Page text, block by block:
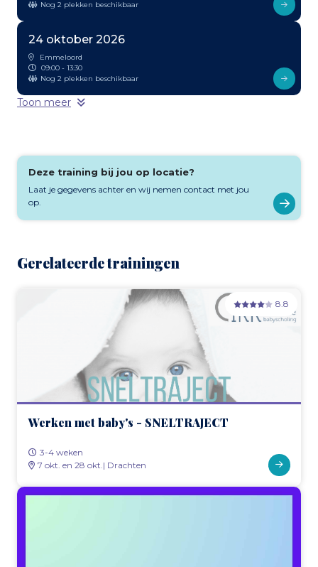
Nog 2 plekken beschikbaar
24 oktober 2026
Emmeloord
09:00 - 13:30
Nog 2 plekken beschikbaar
Toon meer
Deze training bij jou op locatie?
Laat je gegevens achter en wij nemen contact met jou
op.
Gerelateerde trainingen
8.8
Werken met baby's - SNELTRAJECT
3-4 weken
7 okt. en 28 okt.| Drachten